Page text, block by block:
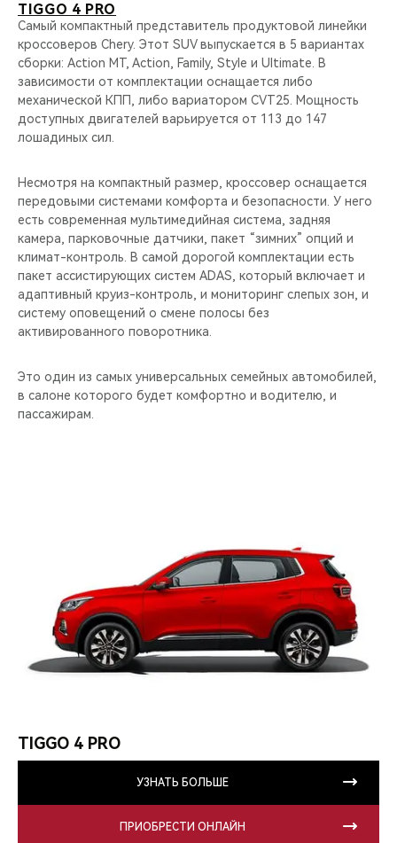
TIGGO 4 PRO
Самый компактный представитель продуктовой линейки
кроссоверов Chery. Этот SUV выпускается в 5 вариантах
сборки: Action MT, Action, Family, Style и Ultimate. В
зависимости от комплектации оснащается либо
механической КПП, либо вариатором CVT25. Мощность
доступных двигателей варьируется от 113 до 147
лошадиных сил.
Несмотря на компактный размер, кроссовер оснащается
передовыми системами комфорта и безопасности. У него
есть современная мультимедийная система, задняя
камера, парковочные датчики, пакет “зимних” опций и
климат-контроль. В самой дорогой комплектации есть
пакет ассистирующих систем ADAS, который включает и
адаптивный круиз-контроль, и мониторинг слепых зон, и
систему оповещений о смене полосы без
активированного поворотника.
Это один из самых универсальных семейных автомобилей,
в салоне которого будет комфортно и водителю, и
пассажирам.
TIGGO 4 PRO
УЗНАТЬ БОЛЬШЕ
ПРИОБРЕСТИ ОНЛАЙН